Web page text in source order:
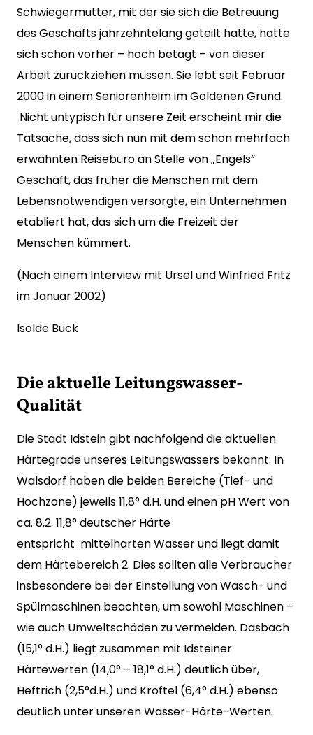
Schwiegermutter, mit der sie sich die Betreuung
des Geschäfts jahrzehntelang geteilt hatte, hatte
sich schon vorher – hoch betagt – von dieser
Arbeit zurückziehen müssen. Sie lebt seit Februar
2000 in einem Seniorenheim im Goldenen Grund.
Nicht untypisch für unsere Zeit erscheint mir die
Tatsache, dass sich nun mit dem schon mehrfach
erwähnten Reisebüro an Stelle von „Engels“
Geschäft, das früher die Menschen mit dem
Lebensnotwendigen versorgte, ein Unternehmen
etabliert hat, das sich um die Freizeit der
Menschen kümmert.
(Nach einem Interview mit Ursel und Winfried Fritz
im Januar 2002)
Isolde Buck
Die aktuelle Leitungswasser-
Qualität
Die Stadt Idstein gibt nachfolgend die aktuellen
Härtegrade unseres Leitungswassers bekannt: In
Walsdorf haben die beiden Bereiche (Tief- und
Hochzone) jeweils 11,8° d.H. und einen pH Wert von
ca. 8,2. 11,8° deutscher Härte
entspricht mittelharten Wasser und liegt damit
dem Härtebereich 2. Dies sollten alle Verbraucher
insbesondere bei der Einstellung von Wasch- und
Spülmaschinen beachten, um sowohl Maschinen –
wie auch Umweltschäden zu vermeiden. Dasbach
(15,1° d.H.) liegt zusammen mit Idsteiner
Härtewerten (14,0° – 18,1° d.H.) deutlich über,
Heftrich (2,5°d.H.) und Kröftel (6,4° d.H.) ebenso
deutlich unter unseren Wasser-Härte-Werten.